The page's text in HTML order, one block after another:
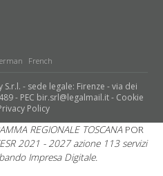
French
- sede legale: Firenze - via dei
- PEC bir.srl@legalmail.it - Cookie
Policy
REGIONALE TOSCANA POR
2021 - 2027 azione 113 servizi
Impresa Digitale.